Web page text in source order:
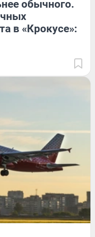
обычного.
в «Крокусе»: